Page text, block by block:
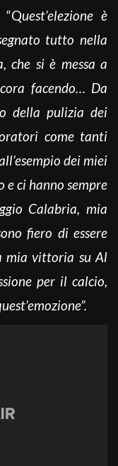
uest’elezione è
tutto nella
che si è messa a
facendo… Da
della pulizia dei
come tanti
dei miei
ci hanno sempre
Calabria, mia
fiero di essere
mia vittoria su Al
per il calcio,